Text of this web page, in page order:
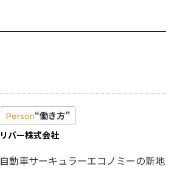
Person“働き方”
リバー株式会社
自動車サーキュラーエコノミーの新地